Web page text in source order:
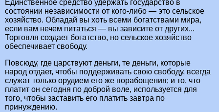
Единственное средство удержать государство в
состоянии независимости от кого-либо — это сельское
хозяйство. Обладай вы хоть всеми богатствами мира,
если вам нечем питаться — вы зависите от других...
Торговля создает богатство, но сельское хозяйство
обеспечивает свободу.
Повсюду, где царствуют деньги, те деньги, которые
народ отдает, чтобы поддерживать свою свободу, всегда
служат только орудием его же порабощения; и то, что
платит он сегодня по доброй воле, используется для
того, чтобы заставить его платить завтра по
принуждению.